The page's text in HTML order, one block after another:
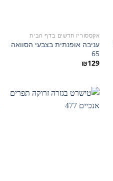
אקססוריז חדשים בדף הבית
עניבה אופנתית בצבעי הסוואה
65
₪129